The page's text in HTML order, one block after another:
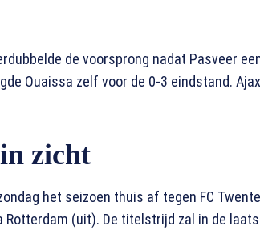
de voorsprong nadat Pasveer
Ouaissa zelf voor de 0-3 eindstand.
zicht
het seizoen thuis af tegen FC
(uit). De titelstrijd zal in de